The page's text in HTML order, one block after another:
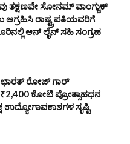
ತಕ್ಷಣವೇ ಸೋನಮ್ ವಾಂಗ್ಚುಕ್
ಆಗ್ರಹಿಸಿ ರಾಷ್ಟ್ರಪತಿಯವರಿಗೆ
ಆನ್‌ ಲೈನ್ ಸಹಿ ಸಂಗ್ರಹ
ರೋಜ್‌ ಗಾರ್
ಕೋಟಿ ಪ್ರೋತ್ಸಾಹಧನ
ಉದ್ಯೋಗಾವಕಾಶಗಳ ಸೃಷ್ಟಿ